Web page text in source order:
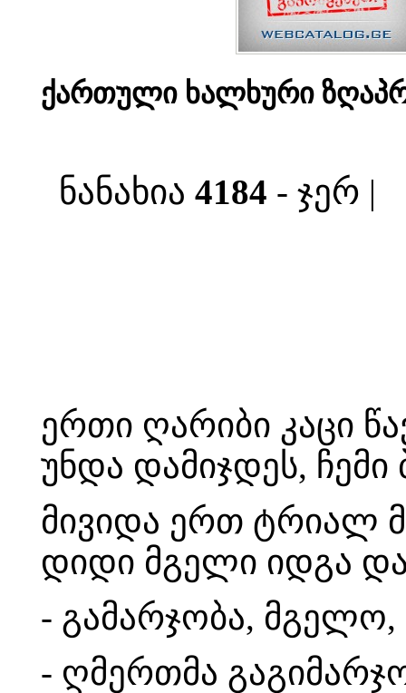
ქართული ხალხური
ნანახია 4184 - ჯერ |
ერთი ღარიბი კაცი
უნდა დამიჯდეს,
მივიდა ერთ ტრიალ
დიდი მგელი იდგა
- გამარჯობა, მგელო,
- ღმერთმა